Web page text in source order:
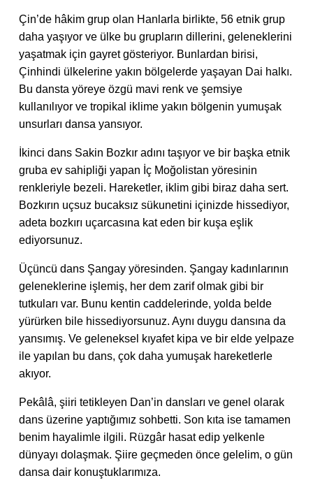
Çin’de hâkim grup olan Hanlarla birlikte, 56 etnik grup
daha yaşıyor ve ülke bu grupların dillerini, geleneklerini
yaşatmak için gayret gösteriyor. Bunlardan birisi,
Çinhindi ülkelerine yakın bölgelerde yaşayan Dai halkı.
Bu dansta yöreye özgü mavi renk ve şemsiye
kullanılıyor ve tropikal iklime yakın bölgenin yumuşak
unsurları dansa yansıyor.
İkinci dans Sakin Bozkır adını taşıyor ve bir başka etnik
gruba ev sahipliği yapan İç Moğolistan yöresinin
renkleriyle bezeli. Hareketler, iklim gibi biraz daha sert.
Bozkırın uçsuz bucaksız sükunetini içinizde hissediyor,
adeta bozkırı uçarcasına kat eden bir kuşa eşlik
ediyorsunuz.
Üçüncü dans Şangay yöresinden. Şangay kadınlarının
geleneklerine işlemiş, her dem zarif olmak gibi bir
tutkuları var. Bunu kentin caddelerinde, yolda belde
yürürken bile hissediyorsunuz. Aynı duygu dansına da
yansımış. Ve geleneksel kıyafet kipa ve bir elde yelpaze
ile yapılan bu dans, çok daha yumuşak hareketlerle
akıyor.
Pekâlâ, şiiri tetikleyen Dan’in dansları ve genel olarak
dans üzerine yaptığımız sohbetti. Son kıta ise tamamen
benim hayalimle ilgili. Rüzgâr hasat edip yelkenle
dünyayı dolaşmak. Şiire geçmeden önce gelelim, o gün
dansa dair konuştuklarımıza.